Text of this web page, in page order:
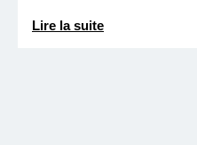
Lire la suite